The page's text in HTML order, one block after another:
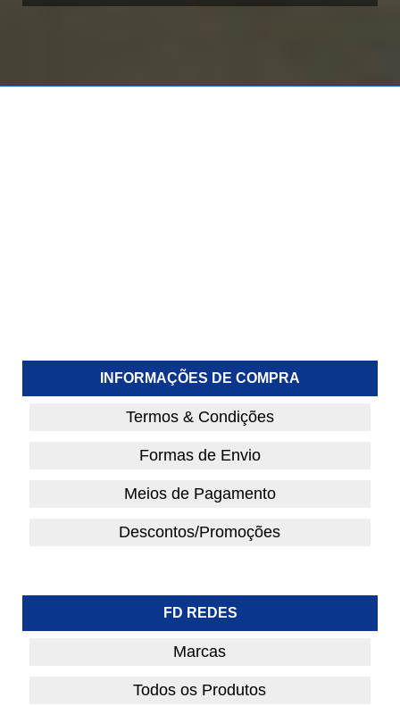
INFORMAÇÕES DE COMPRA
Termos & Condições
Formas de Envio
Meios de Pagamento
Descontos/Promoções
FD REDES
Marcas
Todos os Produtos